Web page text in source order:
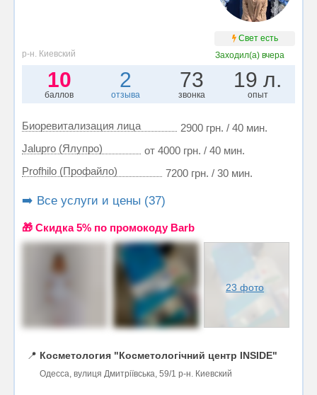
Свет есть
р-н. Киевский
Заходил(а) вчера
10
баллов
2
отзыва
73
звонка
19 л.
опыт
Биоревитализация лица
2900 грн. / 40 мин.
Jalupro (Ялупро)
от 4000 грн. / 40 мин.
Profhilo (Профайло)
7200 грн. / 30 мин.
➡️ Все услуги и цены (37)
🎁 Cкидка 5% по промокоду Barb
23 фото
📍 Косметология "Косметологічний центр INSIDE"
Одесса, вулиця Дмитріївська, 59/1 р-н. Киевский